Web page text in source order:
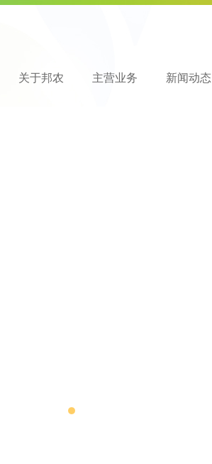
关于邦农 主营业务 新闻动态